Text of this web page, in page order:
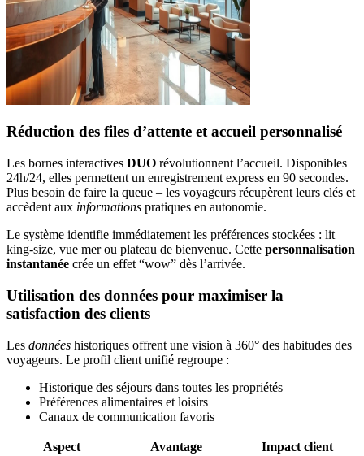
Réduction des files d’attente et accueil personnalisé
Les bornes interactives DUO révolutionnent l’accueil. Disponibles
24h/24, elles permettent un enregistrement express en 90 secondes.
Plus besoin de faire la queue – les voyageurs récupèrent leurs clés et
accèdent aux informations pratiques en autonomie.
Le système identifie immédiatement les préférences stockées : lit
king-size, vue mer ou plateau de bienvenue. Cette personnalisation
instantanée crée un effet “wow” dès l’arrivée.
Utilisation des données pour maximiser la
satisfaction des clients
Les données historiques offrent une vision à 360° des habitudes des
voyageurs. Le profil client unifié regroupe :
Historique des séjours dans toutes les propriétés
Préférences alimentaires et loisirs
Canaux de communication favoris
Aspect Avantage
Impact client